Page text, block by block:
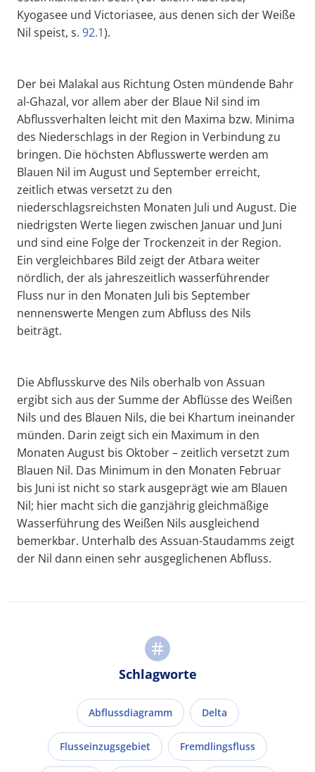
Kyogasee und Victoriasee, aus denen sich der Weiße
Nil speist, s. 92.1).
Der bei Malakal aus Richtung Osten mündende Bahr
al-Ghazal, vor allem aber der Blaue Nil sind im
Abflussverhalten leicht mit den Maxima bzw. Minima
des Niederschlags in der Region in Verbindung zu
bringen. Die höchsten Abflusswerte werden am
Blauen Nil im August und September erreicht,
zeitlich etwas versetzt zu den
niederschlagsreichsten Monaten Juli und August. Die
niedrigsten Werte liegen zwischen Januar und Juni
und sind eine Folge der Trockenzeit in der Region.
Ein vergleichbares Bild zeigt der Atbara weiter
nördlich, der als jahreszeitlich wasserführender
Fluss nur in den Monaten Juli bis September
nennenswerte Mengen zum Abfluss des Nils
beiträgt.
Die Abflusskurve des Nils oberhalb von Assuan
ergibt sich aus der Summe der Abflüsse des Weißen
Nils und des Blauen Nils, die bei Khartum ineinander
münden. Darin zeigt sich ein Maximum in den
Monaten August bis Oktober – zeitlich versetzt zum
Blauen Nil. Das Minimum in den Monaten Februar
bis Juni ist nicht so stark ausgeprägt wie am Blauen
Nil; hier macht sich die ganzjährig gleichmäßige
Wasserführung des Weißen Nils ausgleichend
bemerkbar. Unterhalb des Assuan-Staudamms zeigt
der Nil dann einen sehr ausgeglichenen Abfluss.
Schlagworte
Abflussdiagramm Delta
Flusseinzugsgebiet Fremdlingsfluss